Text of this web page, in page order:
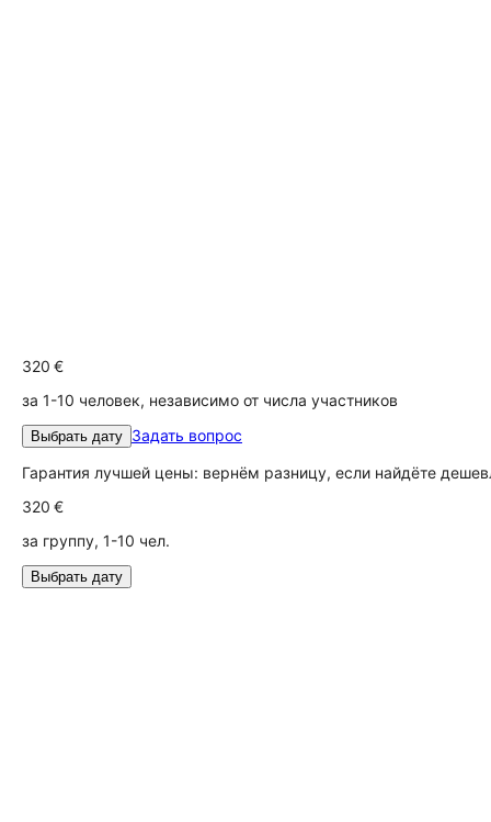
320 €
за 1-10 человек, независимо от числа участников
Выбрать дату Задать вопрос
Гарантия лучшей цены: вернём разницу, если найдёте
320 €
за группу, 1-10 чел.
Выбрать дату